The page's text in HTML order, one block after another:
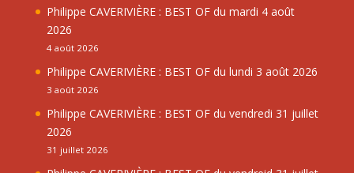
Philippe CAVERIVIÈRE : BEST OF du mardi 4 août
2026
4 août 2026
Philippe CAVERIVIÈRE : BEST OF du lundi 3 août 2026
3 août 2026
Philippe CAVERIVIÈRE : BEST OF du vendredi 31 juillet
2026
31 juillet 2026